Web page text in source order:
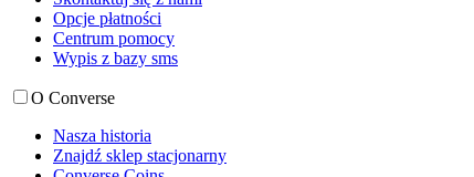
Opcje płatności
Centrum pomocy
Wypis z bazy sms
O Converse
Nasza historia
Znajdź sklep stacjonarny